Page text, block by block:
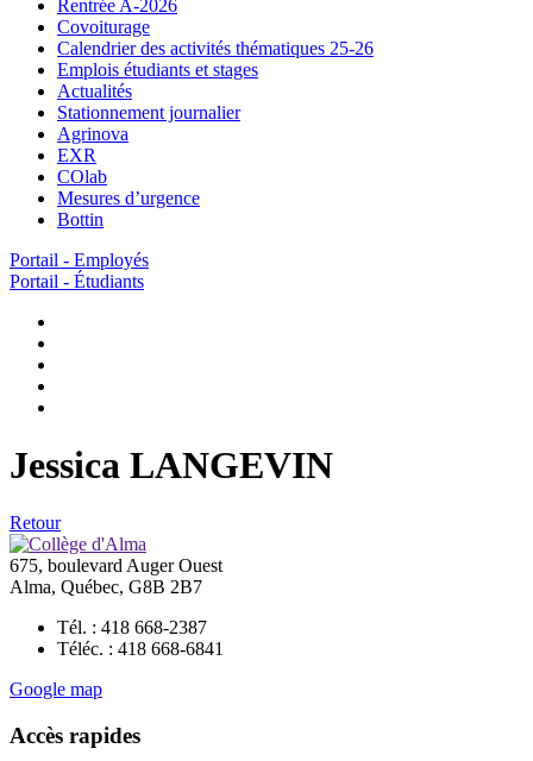
Rentrée A-2026
Covoiturage
Calendrier des activités thématiques 25-26
Emplois étudiants et stages
Actualités
Stationnement journalier
Agrinova
EXR
COlab
Mesures d’urgence
Bottin
Portail - Employés
Portail - Étudiants
Jessica LANGEVIN
Retour
675, boulevard Auger Ouest
Alma, Québec, G8B 2B7
Tél. : 418 668-2387
Téléc. : 418 668-6841
Google map
Accès rapides